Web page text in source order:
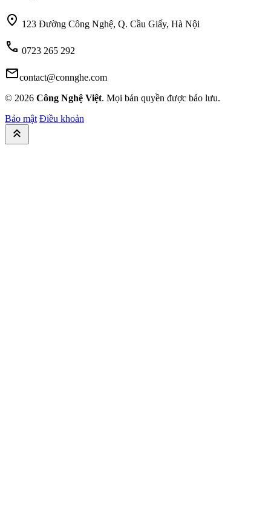
location_on 123 Đường Công Nghệ, Q. Cầu Giấy, Hà Nội
call 0723 265 292
mailcontact@connghe.com
© 2026 Công Nghệ Việt. Mọi bản quyền được bảo lưu.
Bảo mật Điều khoản
keyboard_double_arrow_up